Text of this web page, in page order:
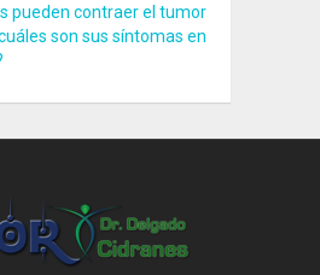
pueden contraer el tumor
son sus síntomas en